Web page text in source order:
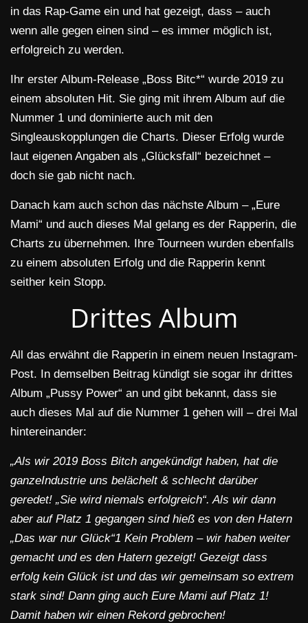
in das Rap-Game ein und hat gezeigt, dass – auch
wenn alle gegen einen sind – es immer möglich ist,
erfolgreich zu werden.
Ihr erster Album-Release „Boss Bitc*“ wurde 2019 zu
einem absoluten Hit. Sie ging mit ihrem Album auf die
Nummer 1 und dominierte auch mit den
Singleauskopplungen die Charts. Dieser Erfolg wurde
laut eigenen Angaben als „Glücksfall“ bezeichnet –
doch sie gab nicht nach.
Danach kam auch schon das nächste Album – „Eure
Mami“ und auch dieses Mal gelang es der Rapperin, die
Charts zu übernehmen. Ihre Tourneen wurden ebenfalls
zu einem absoluten Erfolg und die Rapperin kennt
seither kein Stopp.
Drittes Album
All das erwähnt die Rapperin in einem neuen Instagram-
Post. In demselben Beitrag kündigt sie sogar ihr drittes
Album „Pussy Power“ an und gibt bekannt, dass sie
auch dieses Mal auf die Nummer 1 gehen will – drei Mal
hintereinander:
„Als wir 2019 Boss Bitch angekündigt haben, hat die
ganzeIndustrie uns belächelt & schlecht darüber
geredet! „Sie wird niemals erfolgreich“. Als wir dann
aber auf Platz 1 gegangen sind hieß es von den Hatern
„Das war nur Glück“1 Kein Problem – wir haben weiter
gemacht und es den Hatern gezeigt! Gezeigt dass
erfolg kein Glück ist und das wir gemeinsam so extrem
stark sind! Dann ging auch Eure Mami auf Platz 1!
Damit haben wir einen Rekord gebrochen!